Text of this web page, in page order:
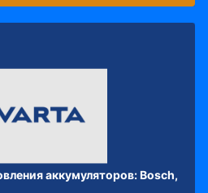
аккумуляторов: Bosch,